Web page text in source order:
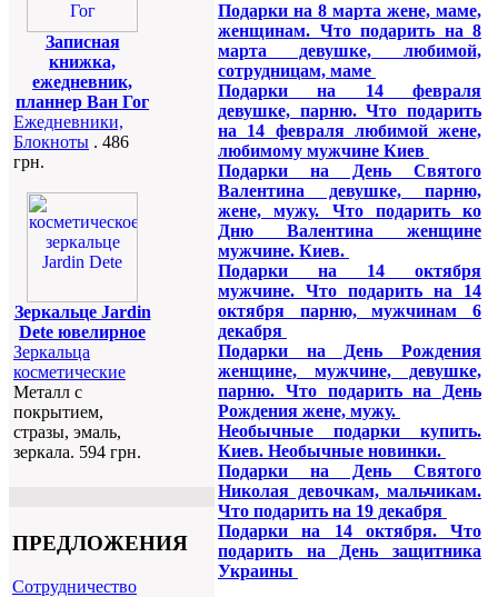
Записная
книжка,
ежедневник,
планнер Ван Гог
Ежедневники,
Блокноты . 486
грн.
Зеркальце Jardin
Dete ювелирное
Зеркальца
косметические
Металл с
покрытием,
стразы, эмаль,
зеркала. 594 грн.
ПРЕДЛОЖЕНИЯ
Cотрудничество
Подарки на 8 марта жене, маме,
женщинам. Что подарить на 8
марта девушке, любимой,
сотрудницам, маме
Подарки на 14 февраля
девушке, парню. Что подарить
на 14 февраля любимой жене,
любимому мужчине Киев
Подарки на День Святого
Валентина девушке, парню,
жене, мужу. Что подарить ко
Дню Валентина женщине
мужчине. Киев.
Подарки на 14 октября
мужчине. Что подарить на 14
октября парню, мужчинам 6
декабря
Подарки на День Рождения
женщине, мужчине, девушке,
парню. Что подарить на День
Рождения жене, мужу.
Необычные подарки купить.
Киев. Необычные новинки.
Подарки на День Святого
Николая девочкам, мальчикам.
Что подарить на 19 декабря
Подарки на 14 октября. Что
подарить на День защитника
Украины